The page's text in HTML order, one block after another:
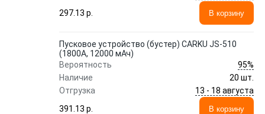
297.13 p.
В корзину
Пусковое устройство (бустер) CARKU JS-510
(1800A, 12000 мАч)
Вероятность
95%
Наличие
20 шт.
Отгрузка
13 - 18 августа
391.13 p.
В корзину